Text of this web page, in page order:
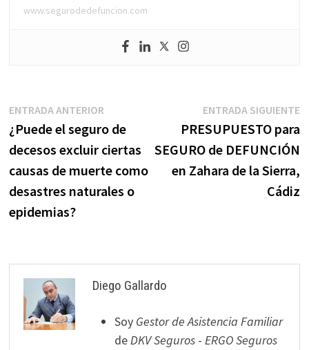
www.segurodedefuncion.com
Navegación
de
entradas
ENTRADA ANTERIOREntrada
anterior:
¿Puede el seguro de
decesos excluir ciertas
causas de muerte como
desastres naturales o
epidemias?
ENTRADA SIGUIENTE
PRESUPUESTO para
SEGURO de DEFUNCIÓN
en Zahara de la Sierra,
Cádiz
Diego Gallardo
Soy Gestor de Asistencia Familiar
deDKV Seguros- ERGO Seguros